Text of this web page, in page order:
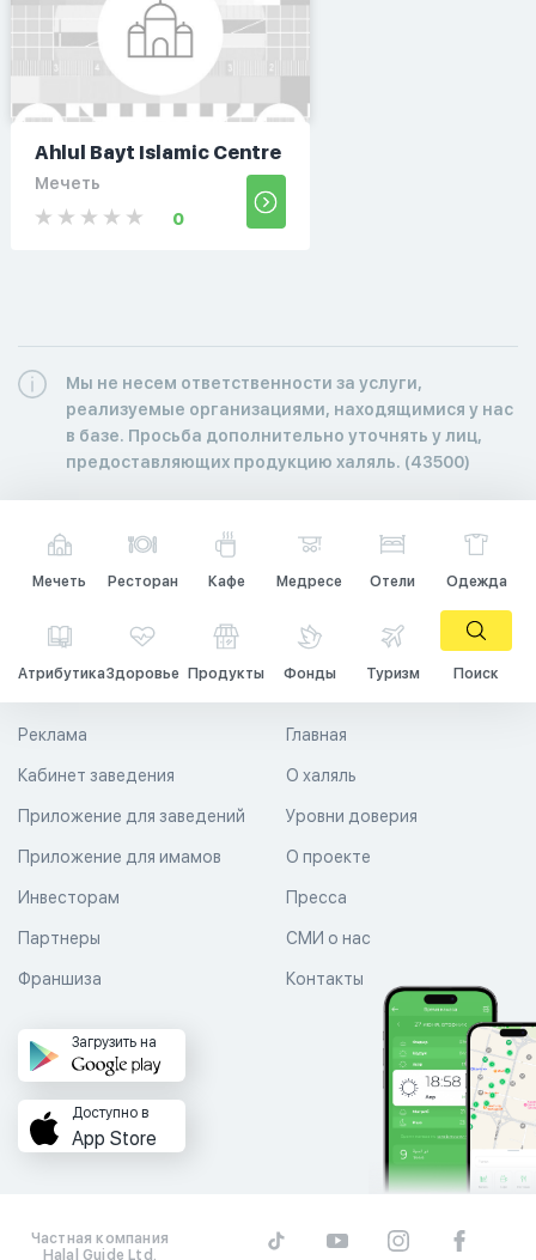
Ahlul Bayt Islamic Centre
Мечеть
0
Мы не несем ответственности за услуги,
реализуемые организациями, находящимися у нас
в базе. Просьба дополнительно уточнять у лиц,
предоставляющих продукцию халяль. (43500)
Мечеть Ресторан Кафе Медресе Отели Одежда
АтрибутикаЗдоровье Продукты Фонды Туризм Поиск
Главная
О халяль
Уровни доверия
Реклама
Кабинет заведения
Приложение для заведений
Приложение для имамов О проекте
Пресса
СМИ о нас
Контакты
Инвесторам
Партнеры
Франшиза
Загрузить на
Доступно в
App Store
Частная компания
Halal Guide Ltd.